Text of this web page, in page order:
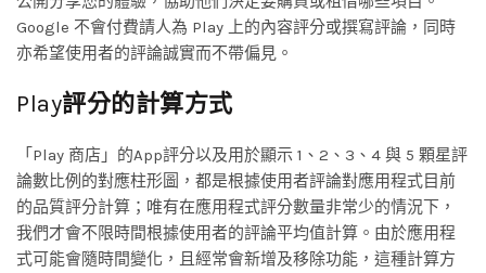
Google 不會付費請人為 Play 上的內容評分或撰寫評論，同時
亦希望使用者的評論誠實而不帶偏見。
Play評分的計算方式
「Play 商店」的App評分以及用於顯示 1、2、3、4 與 5 顆星評
論數比例的對應柱形圖，都是根據使用者評論對應用程式目前
的品質評分計算；唯有在應用程式評分數量非常少的情況下，
我們才會不限時間根據使用者的評論平均值計算。由於應用程
式可能會隨時間變化，且經常會新增及移除功能，這種計算方